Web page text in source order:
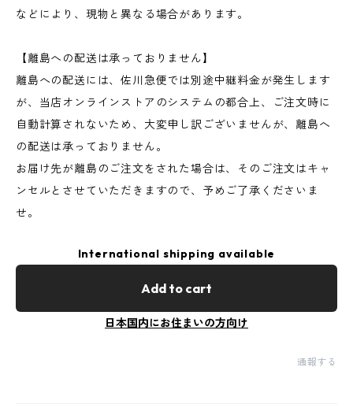
などにより、現物と異なる場合があります。
【離島への配送は承っておりません】
離島への配送には、佐川急便では別途中継料金が発生します
が、当店オンラインストアのシステムの都合上、ご注文時に
自動計算されないため、大変申し訳ございませんが、離島へ
の配送は承っておりません。
お届け先が離島のご注文をされた場合は、そのご注文はキャ
ンセルとさせていただきますので、予めご了承くださいま
せ。
International shipping available
Add to cart
日本国内にお住まいの方向け
通報する